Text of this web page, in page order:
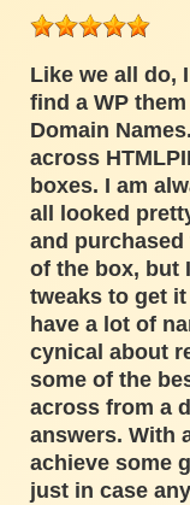
Like we all do,
find a WP
Domain
across
boxes. I am
all looked
and purchased
of the box, but
tweaks to get
have a lot of
cynical about
some of the
across from a
answers. With
achieve some
just in case